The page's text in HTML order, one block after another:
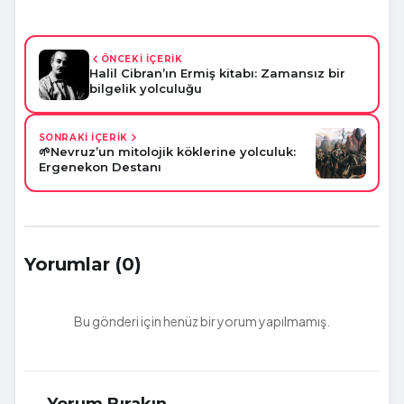
ÖNCEKİ İÇERİK
Halil Cibran’ın Ermiş kitabı: Zamansız bir
bilgelik yolculuğu
SONRAKİ İÇERİK
🌱Nevruz’un mitolojik köklerine yolculuk:
Ergenekon Destanı
Yorumlar (0)
Bu gönderi için henüz bir yorum yapılmamış.